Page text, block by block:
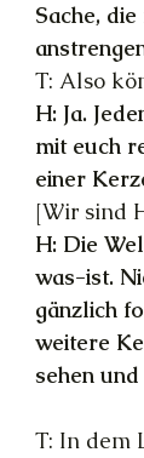
Sache,
T: Also
H: Ja.
mit euch
einer
[Wir sind
H: Die
was-ist.
gänzlich
weitere
sehen
T: In dem